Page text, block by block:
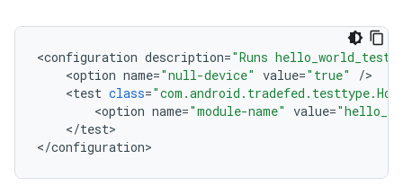
<configuration description="Runs
<option name="null-device" value="true" /
<test class=
<option name="module-name" value=
</test>
</configuration>